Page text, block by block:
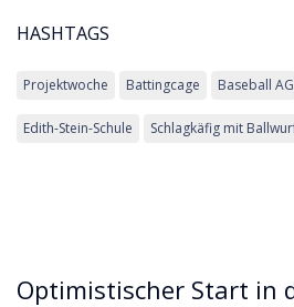
HASHTAGS
Projektwoche Battingcage Baseball AG
Edith-Stein-Schule Schlagkäfig mit
Optimistischer Start in